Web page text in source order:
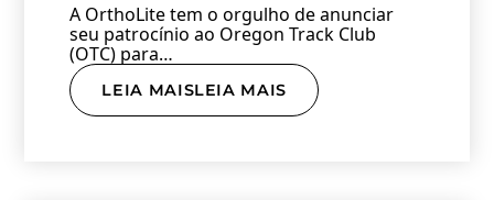
A OrthoLite tem o orgulho de anunciar
seu patrocínio ao Oregon Track Club
(OTC) para…
LEIA MAISLEIA MAIS